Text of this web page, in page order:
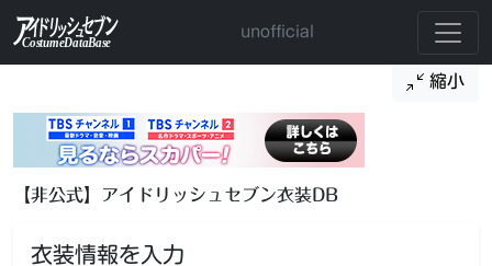
unofficial
縮小
【非公式】アイドリッシュセブン衣装DB
衣装情報を入力